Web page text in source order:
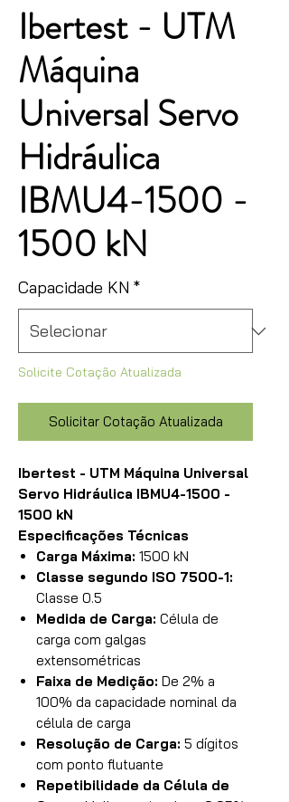
Ibertest - UTM
Máquina
Universal Servo
Hidráulica
IBMU4-1500 -
1500 kN
Capacidade KN *
Solicite Cotação Atualizada
Solicitar Cotação Atualizada
Ibertest - UTM Máquina Universal
Servo Hidráulica IBMU4-1500 -
1500 kN
Especificações Técnicas
Carga Máxima: 1500 kN
Classe segundo ISO 7500-1:
Classe 0.5
Medida de Carga: Célula de
carga com galgas
extensométricas
Faixa de Medição: De 2% a
100% da capacidade nominal da
célula de carga
Resolução de Carga: 5 dígitos
com ponto flutuante
Repetibilidade da Célula de